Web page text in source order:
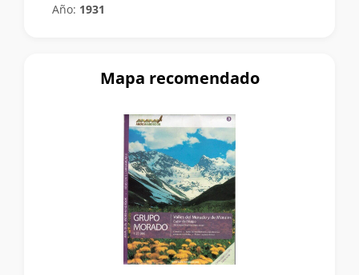
Año: 1931
Mapa recomendado